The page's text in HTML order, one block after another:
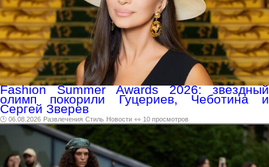
Fashion Summer Awards 2026: звездный
олимп покорили Гуцериев, Чеботина и
Сергей Зверев
🕑 06.08.2026 Развлечения Стиль Новости 👀 10 просмотров